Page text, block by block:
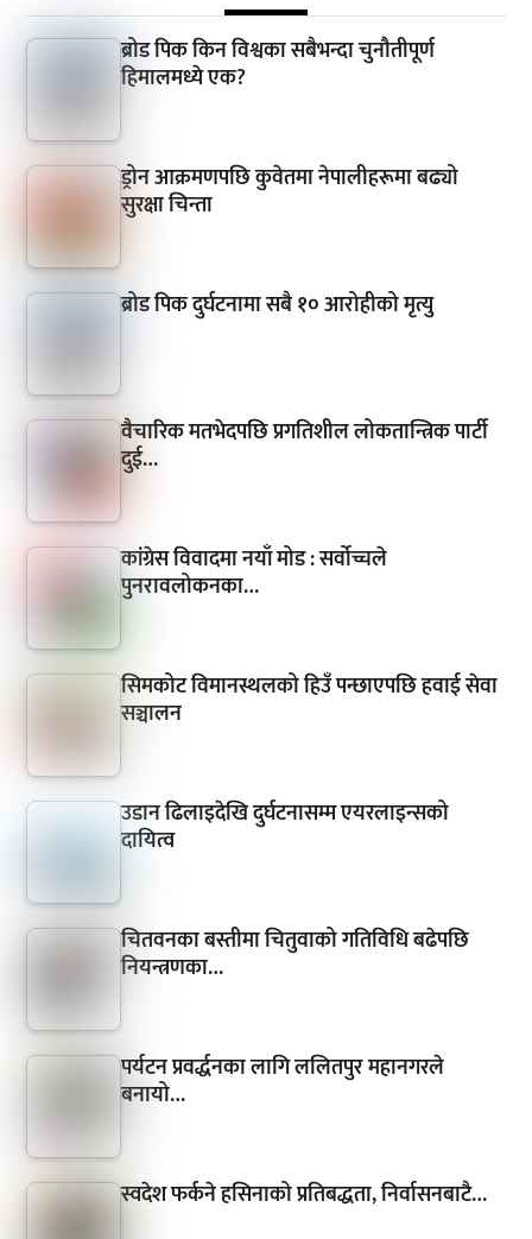
ब्रोड पिक किन विश्वका सबैभन्दा चुनौतीपूर्ण
हिमालमध्ये एक?
ड्रोन आक्रमणपछि कुवेतमा नेपालीहरूमा बढ्यो
सुरक्षा चिन्ता
ब्रोड पिक दुर्घटनामा सबै १० आरोहीको मृत्यु
वैचारिक मतभेदपछि प्रगतिशील लोकतान्त्रिक पार्टी
दुई…
कांग्रेस विवादमा नयाँ मोड : सर्वोच्चले
पुनरावलोकनका…
सिमकोट विमानस्थलको हिउँ पन्छाएपछि हवाई सेवा
सञ्चालन
उडान ढिलाइदेखि दुर्घटनासम्म एयरलाइन्सको
दायित्व
चितवनका बस्तीमा चितुवाको गतिविधि बढेपछि
नियन्त्रणका…
पर्यटन प्रवर्द्धनका लागि ललितपुर महानगरले
बनायो…
स्वदेश फर्कने हसिनाको प्रतिबद्धता, निर्वासनबाटै…